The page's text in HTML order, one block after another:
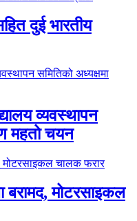
दुई भारतीय
व्यवस्थापन
महतो चयन
बरामद, मोटरसाइकल